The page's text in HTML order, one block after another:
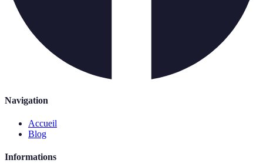
Navigation
Accueil
Blog
Informations